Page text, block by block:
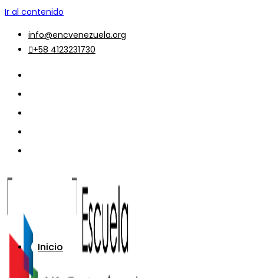
Ir al contenido
info@encvenezuela.org
+58 4123231730
Inicio